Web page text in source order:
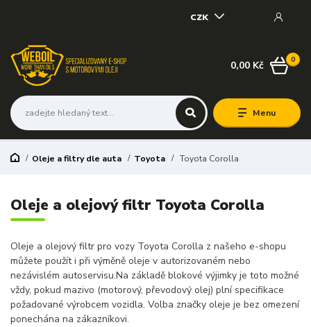
Menu
CZK
0
0,00 Kč
Oleje a filtry dle auta Toyota Toyota Corolla
Oleje a olejový filtr Toyota Corolla
Oleje a olejový filtr pro vozy Toyota Corolla z našeho e-shopu
můžete použít i při výměně oleje v autorizovaném nebo
nezávislém autoservisu.Na základě blokové výjimky je toto možné
vždy, pokud mazivo (motorový, převodový olej) plní specifikace
požadované výrobcem vozidla. Volba značky oleje je bez omezení
ponechána na zákazníkovi.